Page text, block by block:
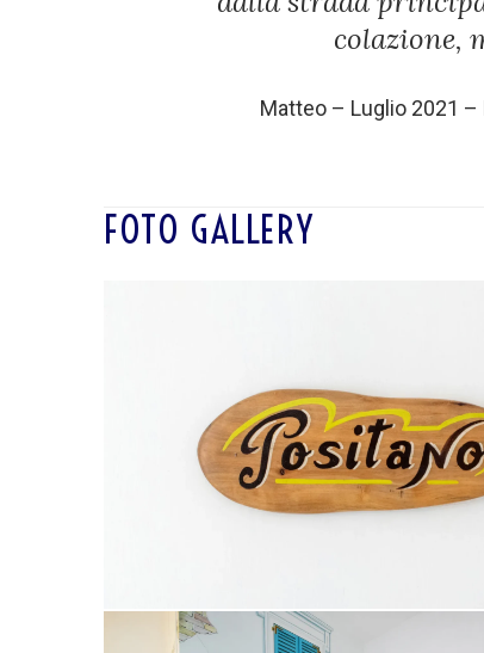
colazione,
Matteo – Luglio 2021
FOTO GALLERY